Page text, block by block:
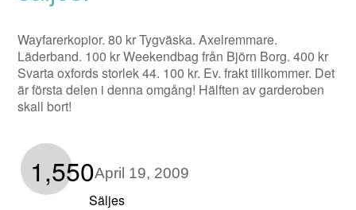
Wayfarerkopior. 80 kr Tygväska. Axelremmare.
Läderband. 100 kr Weekendbag från Björn Borg. 400 kr
Svarta oxfords storlek 44. 100 kr. Ev. frakt tillkommer. Det
är första delen i denna omgång! Hälften av garderoben
skall bort!
1,550April 19, 2009
Säljes